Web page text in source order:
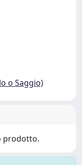
o Saggio)
prodotto.